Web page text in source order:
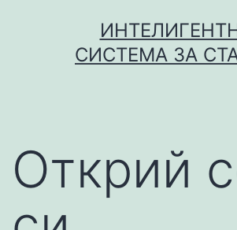
СИСТЕМА ЗА
Открий